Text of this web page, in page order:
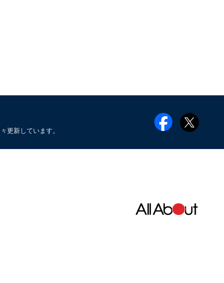
更新しています。